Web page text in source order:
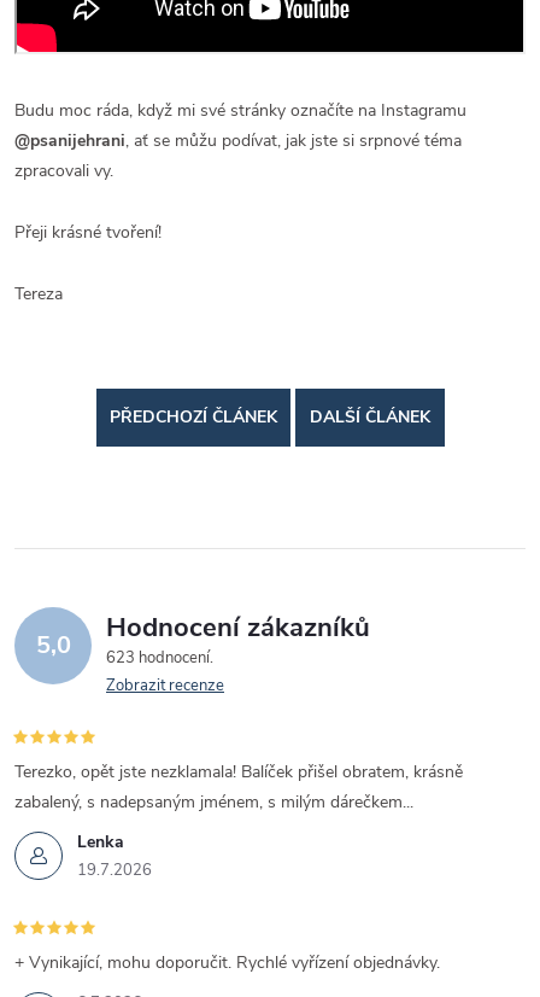
Budu moc ráda, když mi své stránky označíte na Instagramu
@psanijehrani, ať se můžu podívat, jak jste si srpnové téma
zpracovali vy.
Přeji krásné tvoření!
Tereza
PŘEDCHOZÍ ČLÁNEK DALŠÍ ČLÁNEK
5,0 Hodnocení zákazníků
623 hodnocení
Zobrazit recenze
Lenka
19.7.2026
Terezko, opět jste nezklamala! Balíček přišel obratem, krásně
zabalený, s nadepsaným jménem, s milým dárečkem...
+ Vynikající, mohu doporučit. Rychlé vyřízení objednávky.